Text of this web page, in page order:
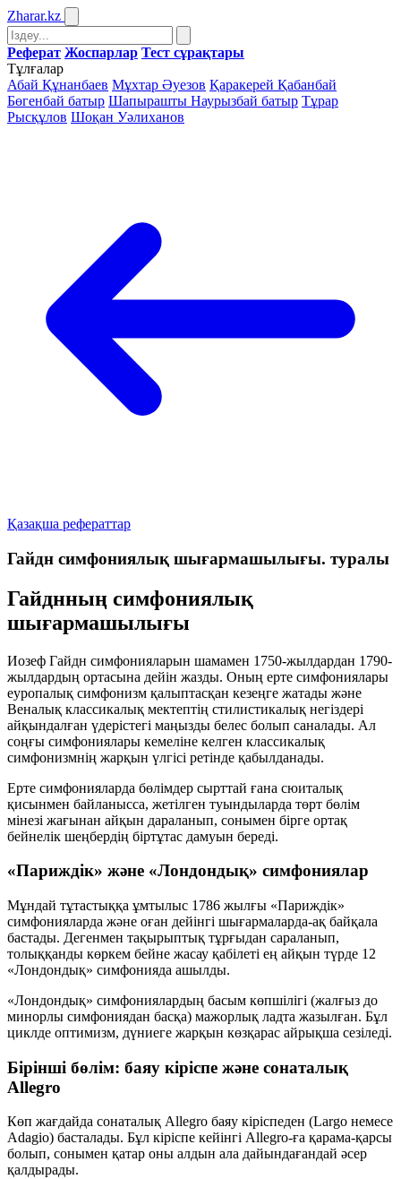
Zharar.kz
Реферат Жоспарлар Тест сұрақтары
Тұлғалар
Абай Құнанбаев Мұхтар Әуезов Қаракерей Қабанбай
Бөгенбай батыр Шапырашты Наурызбай батыр Тұрар
Рысқұлов Шоқан Уәлиханов
Қазақша рефераттар
Гайдн симфониялық шығармашылығы. туралы
Гайднның симфониялық
шығармашылығы
Иозеф Гайдн симфонияларын шамамен 1750-жылдардан 1790-
жылдардың ортасына дейін жазды. Оның ерте симфониялары
еуропалық симфонизм қалыптасқан кезеңге жатады және
Веналық классикалық мектептің стилистикалық негіздері
айқындалған үдерістегі маңызды белес болып саналады. Ал
соңғы симфониялары кемеліне келген классикалық
симфонизмнің жарқын үлгісі ретінде қабылданады.
Ерте симфонияларда бөлімдер сырттай ғана сюиталық
қисынмен байланысса, жетілген туындыларда төрт бөлім
мінезі жағынан айқын дараланып, сонымен бірге ортақ
бейнелік шеңбердің біртұтас дамуын береді.
«Париждік» және «Лондондық» симфониялар
Мұндай тұтастыққа ұмтылыс 1786 жылғы «Париждік»
симфонияларда және оған дейінгі шығармаларда-ақ байқала
бастады. Дегенмен тақырыптық тұрғыдан сараланып,
толыққанды көркем бейне жасау қабілеті ең айқын түрде 12
«Лондондық» симфонияда ашылды.
«Лондондық» симфониялардың басым көпшілігі (жалғыз до
минорлы симфониядан басқа) мажорлық ладта жазылған. Бұл
циклде оптимизм, дүниеге жарқын көзқарас айрықша сезіледі.
Бірінші бөлім: баяу кіріспе және сонаталық
Allegro
Көп жағдайда сонаталық Allegro баяу кіріспеден (Largo немесе
Adagio) басталады. Бұл кіріспе кейінгі Allegro-ға қарама-қарсы
болып, сонымен қатар оны алдын ала дайындағандай әсер
қалдырады.